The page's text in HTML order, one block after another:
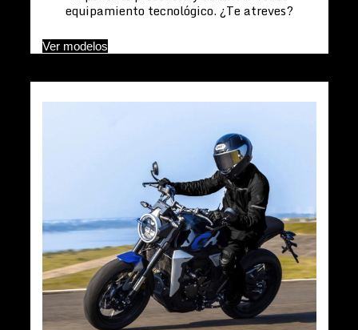
equipamiento tecnológico. ¿Te atreves?
Ver modelos